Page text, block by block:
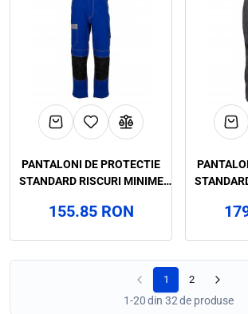
PANTALONI DE PROTECTIE
STANDARD RISCURI MINIME
(90782)
155.85 RON
1-20 din 32 de produse
1 2